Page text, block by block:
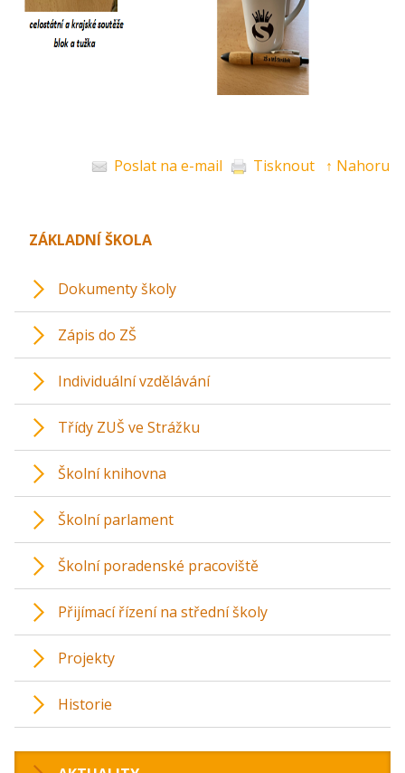
Poslat na e-mail Tisknout ↑ Nahoru
ZÁKLADNÍ ŠKOLA
Dokumenty školy
Zápis do ZŠ
Individuální vzdělávání
Třídy ZUŠ ve Strážku
Školní knihovna
Školní parlament
Školní poradenské pracoviště
Přijímací řízení na střední školy
Projekty
Historie